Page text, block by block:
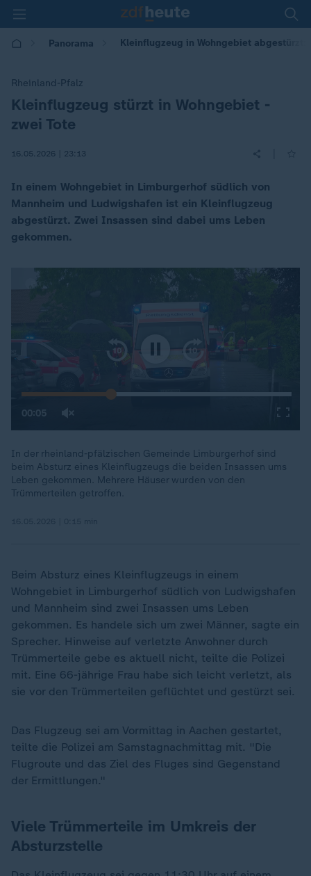
Panorama Kleinflugzeug in Wohngebiet abgestürzt:
Rheinland-Pfalz
:Kleinflugzeug stürzt in Wohngebiet -
zwei Tote
16.05.2026 | 23:13
In einem Wohngebiet in Limburgerhof südlich von
Mannheim und Ludwigshafen ist ein Kleinflugzeug
abgestürzt. Zwei Insassen sind dabei ums Leben
gekommen.
00:05
In der rheinland-pfälzischen Gemeinde Limburgerhof sind
beim Absturz eines Kleinflugzeugs die beiden Insassen ums
Leben gekommen. Mehrere Häuser wurden von den
Trümmerteilen getroffen.
Beim Absturz eines Kleinflugzeugs in einem
Wohngebiet in Limburgerhof südlich von Ludwigshafen
und Mannheim sind zwei Insassen ums Leben
gekommen. Es handele sich um zwei Männer, sagte ein
Sprecher. Hinweise auf verletzte Anwohner durch
Trümmerteile gebe es aktuell nicht, teilte die Polizei
mit. Eine 66-jährige Frau habe sich leicht verletzt, als
sie vor den Trümmerteilen geflüchtet und gestürzt sei.
Das Flugzeug sei am Vormittag in Aachen gestartet,
teilte die Polizei am Samstagnachmittag mit. "Die
Flugroute und das Ziel des Fluges sind Gegenstand
der Ermittlungen."
Viele Trümmerteile im Umkreis der
Absturzstelle